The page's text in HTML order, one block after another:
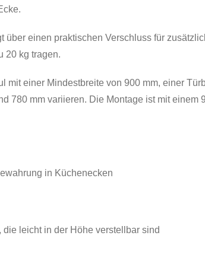
einen praktischen Verschluss für
20 kg tragen.
einer Mindestbreite von 900 mm, einer
780 mm variieren. Die Montage ist mit einem
in Küchenecken
leicht in der Höhe verstellbar sind